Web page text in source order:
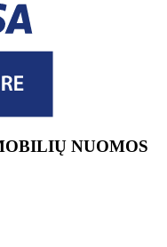
NUOMOS